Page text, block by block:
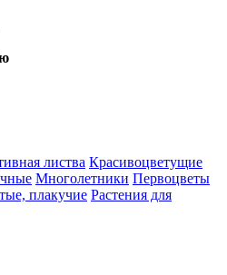
листва Красивоцветущие
Многолетники Первоцветы
плакучие Растения для